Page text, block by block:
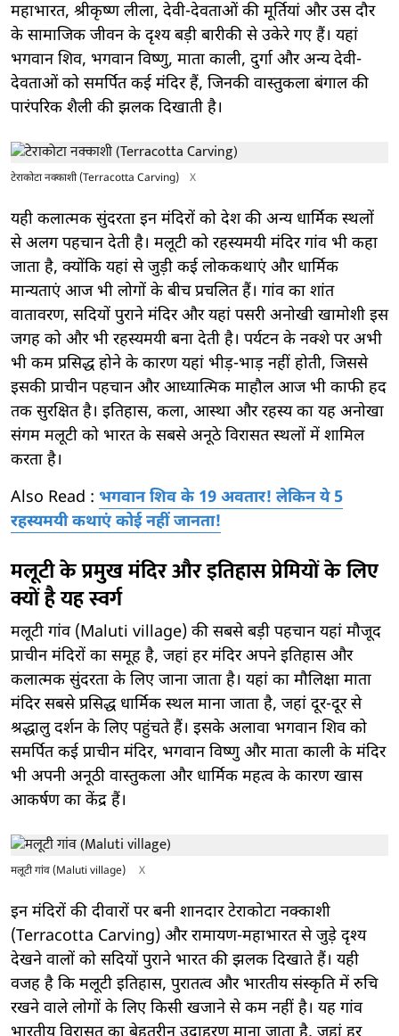
महाभारत, श्रीकृष्ण लीला, देवी-देवताओं की मूर्तियां और उस दौर
के सामाजिक जीवन के दृश्य बड़ी बारीकी से उकेरे गए हैं। यहां
भगवान शिव, भगवान विष्णु, माता काली, दुर्गा और अन्य देवी-
देवताओं को समर्पित कई मंदिर हैं, जिनकी वास्तुकला बंगाल की
पारंपरिक शैली की झलक दिखाती है।
टेराकोटा नक्काशी (Terracotta Carving) X
यही कलात्मक सुंदरता इन मंदिरों को देश की अन्य धार्मिक स्थलों
से अलग पहचान देती है। मलूटी को रहस्यमयी मंदिर गांव भी कहा
जाता है, क्योंकि यहां से जुड़ी कई लोककथाएं और धार्मिक
मान्यताएं आज भी लोगों के बीच प्रचलित हैं। गांव का शांत
वातावरण, सदियों पुराने मंदिर और यहां पसरी अनोखी खामोशी इस
जगह को और भी रहस्यमयी बना देती है। पर्यटन के नक्शे पर अभी
भी कम प्रसिद्ध होने के कारण यहां भीड़-भाड़ नहीं होती, जिससे
इसकी प्राचीन पहचान और आध्यात्मिक माहौल आज भी काफी हद
तक सुरक्षित है। इतिहास, कला, आस्था और रहस्य का यह अनोखा
संगम मलूटी को भारत के सबसे अनूठे विरासत स्थलों में शामिल
करता है।
Also Read : भगवान शिव के 19 अवतार! लेकिन ये 5
रहस्यमयी कथाएं कोई नहीं जानता!
मलूटी के प्रमुख मंदिर और इतिहास प्रेमियों के लिए
क्यों है यह स्वर्ग
मलूटी गांव (Maluti village) की सबसे बड़ी पहचान यहां मौजूद
प्राचीन मंदिरों का समूह है, जहां हर मंदिर अपने इतिहास और
कलात्मक सुंदरता के लिए जाना जाता है। यहां का मौलिक्षा माता
मंदिर सबसे प्रसिद्ध धार्मिक स्थल माना जाता है, जहां दूर-दूर से
श्रद्धालु दर्शन के लिए पहुंचते हैं। इसके अलावा भगवान शिव को
समर्पित कई प्राचीन मंदिर, भगवान विष्णु और माता काली के मंदिर
भी अपनी अनूठी वास्तुकला और धार्मिक महत्व के कारण खास
आकर्षण का केंद्र हैं।
मलूटी गांव (Maluti village) X
इन मंदिरों की दीवारों पर बनी शानदार टेराकोटा नक्काशी
(Terracotta Carving) और रामायण-महाभारत से जुड़े दृश्य
देखने वालों को सदियों पुराने भारत की झलक दिखाते हैं। यही
वजह है कि मलूटी इतिहास, पुरातत्व और भारतीय संस्कृति में रुचि
रखने वाले लोगों के लिए किसी खजाने से कम नहीं है। यह गांव